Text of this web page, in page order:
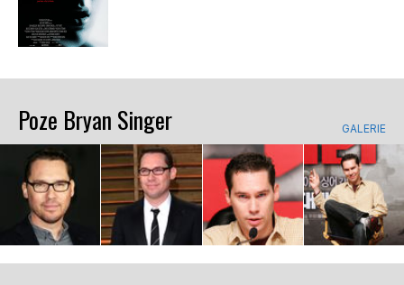
Poze Bryan Singer GALERIE